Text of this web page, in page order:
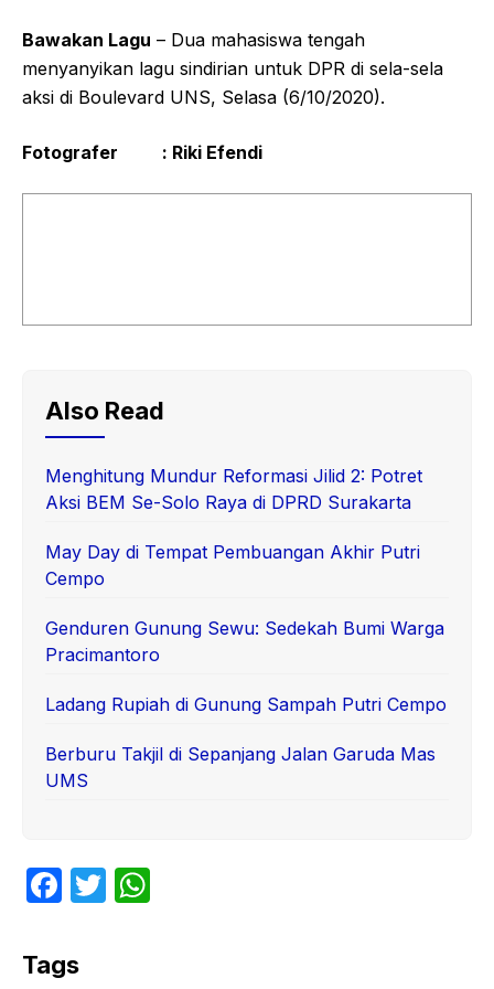
Bawakan Lagu – Dua mahasiswa tengah
menyanyikan lagu sindirian untuk DPR di sela-sela
aksi di Boulevard UNS, Selasa (6/10/2020).
Fotografer : Riki Efendi
Also Read
Menghitung Mundur Reformasi Jilid 2: Potret
Aksi BEM Se-Solo Raya di DPRD Surakarta
May Day di Tempat Pembuangan Akhir Putri
Cempo
Genduren Gunung Sewu: Sedekah Bumi Warga
Pracimantoro
Ladang Rupiah di Gunung Sampah Putri Cempo
Berburu Takjil di Sepanjang Jalan Garuda Mas
UMS
F
c
T
Tags